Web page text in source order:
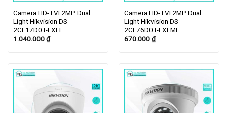
Camera HD-TVI 2MP Dual
Light Hikvision DS-
2CE17D0T-EXLF
1.040.000₫
Camera HD-TVI 2MP Dual
Light Hikvision DS-
2CE76D0T-EXLMF
670.000₫